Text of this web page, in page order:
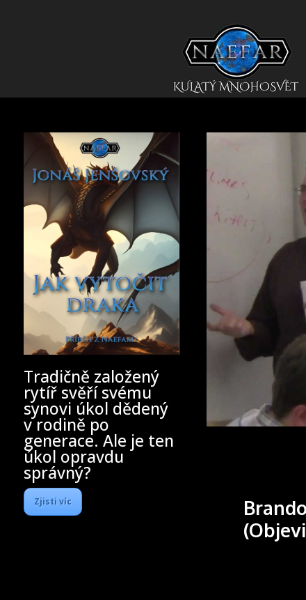
Tradičně založený
rytíř svěří svému
synovi úkol dědený
v rodině po
generace. Ale je ten
úkol opravdu
správný?
Zjisti víc